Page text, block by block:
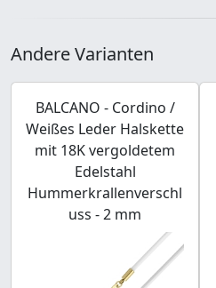
Andere Varianten
BALCANO - Cordino /
Weißes Leder Halskette
mit 18K vergoldetem
Edelstahl
Hummerkrallenverschl
uss - 2 mm